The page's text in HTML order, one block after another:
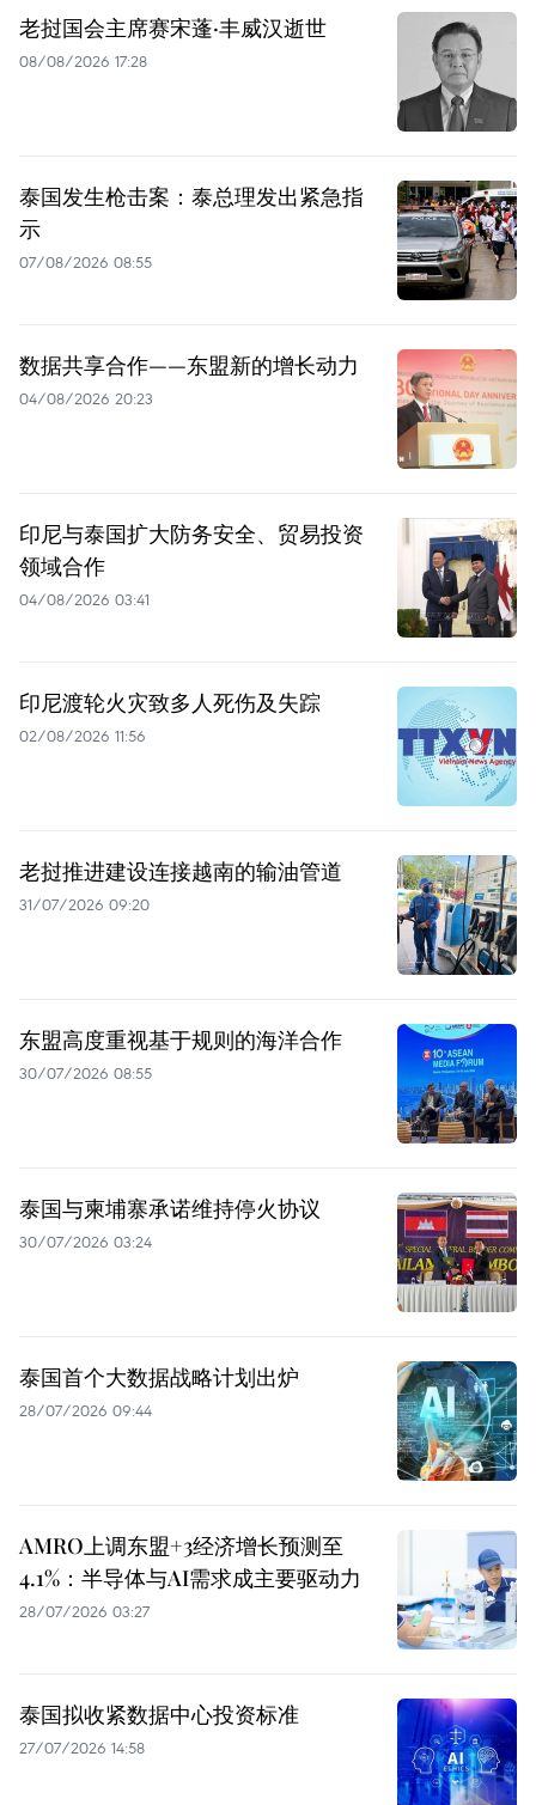
老挝国会主席赛宋蓬·丰威汉逝世
08/08/2026 17:28
泰国发生枪击案：泰总理发出紧急指
示
07/08/2026 08:55
数据共享合作——东盟新的增长动力
04/08/2026 20:23
印尼与泰国扩大防务安全、贸易投资
领域合作
04/08/2026 03:41
印尼渡轮火灾致多人死伤及失踪
02/08/2026 11:56
老挝推进建设连接越南的输油管道
31/07/2026 09:20
东盟高度重视基于规则的海洋合作
30/07/2026 08:55
泰国与柬埔寨承诺维持停火协议
30/07/2026 03:24
泰国首个大数据战略计划出炉
28/07/2026 09:44
AMRO上调东盟+3经济增长预测至
4.1%：半导体与AI需求成主要驱动力
28/07/2026 03:27
泰国拟收紧数据中心投资标准
27/07/2026 14:58